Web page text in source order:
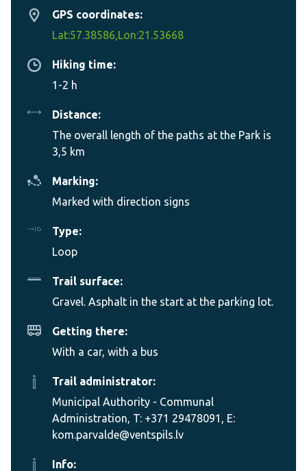
GPS coordinates:
Lat:57.38586,Lon:21.53668
Hiking time:
1-2 h
Distance:
The overall length of the paths at the Park is
3,5 km
Marking:
Marked with direction signs
Type:
Loop
Trail surface:
Gravel. Asphalt in the start at the parking lot.
Getting there:
With a car, with a bus
Trail administrator:
Municipal Authority - Communal
Administration, T: +371 29478091, E:
kom.parvalde@ventspils.lv
Info: